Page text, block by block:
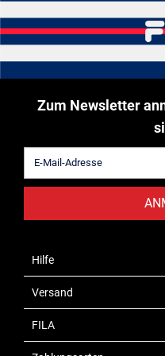
Zum Newsletter
Hilfe
Versand
FILA